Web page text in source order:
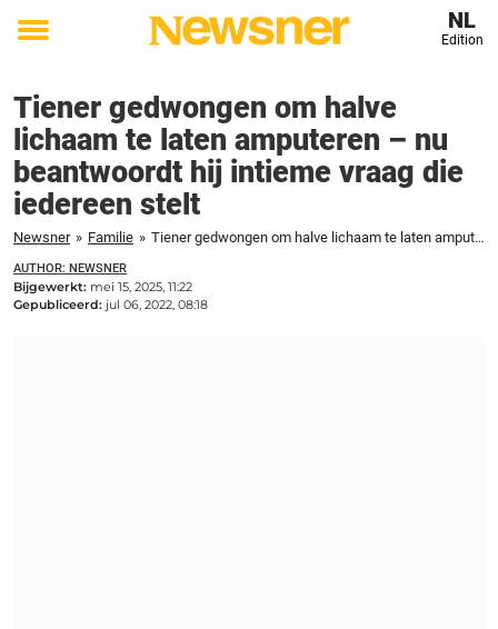
Toggle
NL
Edition
Tiener gedwongen om halve
lichaam te laten amputeren – nu
beantwoordt hij intieme vraag die
iedereen stelt
Newsner » Familie » Tiener gedwongen om halve lichaam te laten amputeren - nu beantwoordt hij intieme vraag die iedereen stelt
AUTHOR: NEWSNER
Bijgewerkt: mei 15, 2025, 11:22
Gepubliceerd: jul 06, 2022, 08:18